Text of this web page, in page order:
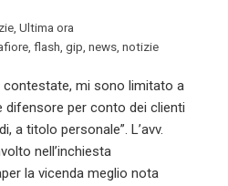
, Ultima ora
, flash, gip, news, notizie
contestate, mi sono limitato a
difensore per conto dei clienti
a titolo personale”. L’avv.
nell’inchiesta
la vicenda meglio nota